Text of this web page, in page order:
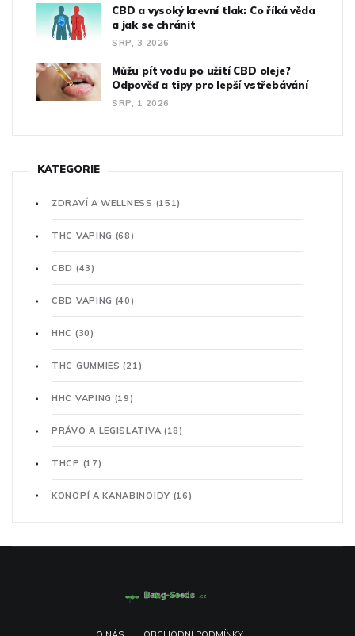
CBD a vysoký krevní tlak: Co říká věda
a jak se chránit
SRP, 3 2026
Můžu pít vodu po užití CBD oleje?
Odpověď a tipy pro lepší vstřebávání
SRP, 1 2026
KATEGORIE
ZDRAVÍ A WELLNESS (151)
THC VAPING (68)
CBD (43)
CBD VAPING (40)
HHC (30)
THC GUMMIES(21)
HHC VAPING (19)
PRÁVO A LEGISLATIVA (18)
THCP (17)
KONOPÍ A KANABINOIDY (16)